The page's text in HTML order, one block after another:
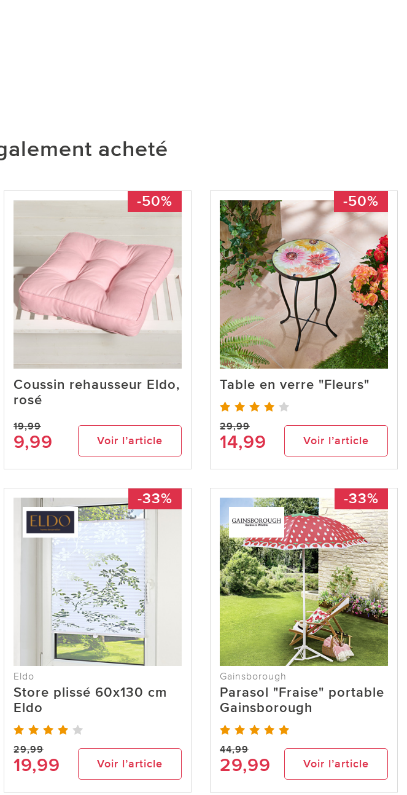
acheté
-50%
Coussin rehausseur Eldo,
rosé
19,99
9,99 Voir l’article
-50%
Table en verre "Fleurs"
29,99
14,99 Voir l’article
-33%
Eldo
Store plissé 60x130 cm
Eldo
29,99
19,99 Voir l’article
-33%
Gainsborough
Parasol "Fraise" portable
Gainsborough
44,99
29,99 Voir l’article